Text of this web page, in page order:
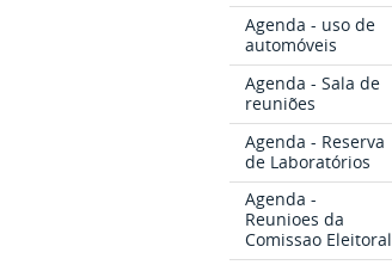
Agenda - uso de
automóveis
Agenda - Sala de
reuniões
Agenda - Reserva
de Laboratórios
Agenda -
Reunioes da
Comissao Eleitoral